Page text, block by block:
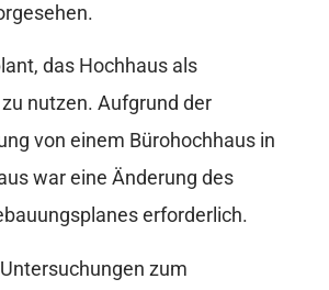
das Hochhaus als
nutzen. Aufgrund der
von einem Bürohochhaus in
war eine Änderung des
erforderlich.
zum